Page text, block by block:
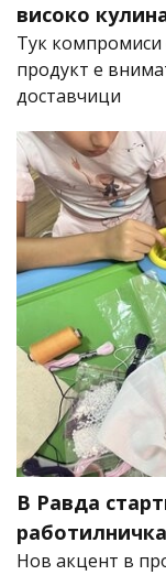
високо
Тук компромиси
продукт е
доставчици
В Равда
Нов акцент в